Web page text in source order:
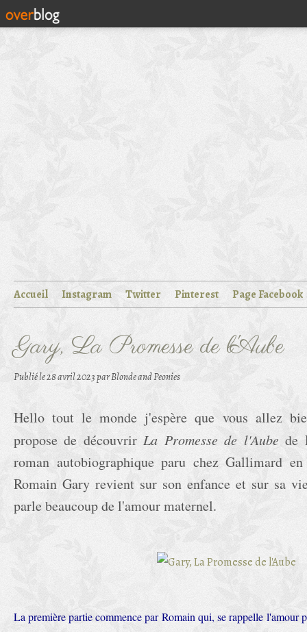
Accueil Instagram Twitter Pinterest Page Facebook
Gary, La Promesse de l'Aube
Publié le28 avril 2023par Blonde and Peonies
Hello tout le monde j'espère que vous allez
propose de découvrirLa Promesse de l'Aubede
roman autobiographique paru chez Gallimard
Romain Gary revient sur son enfance et sur sa
parle beaucoup de l'amour maternel.
La première partie commence par Romain qui, se rappelle l'amour